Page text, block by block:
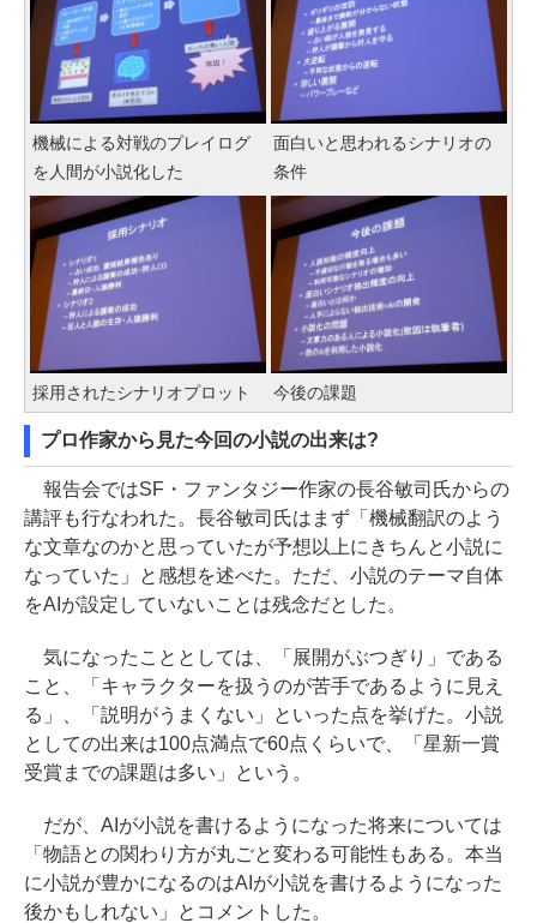
機械による対戦のプレイログ
を人間が小説化した
面白いと思われるシナリオの
条件
採用されたシナリオプロット 今後の課題
プロ作家から見た今回の小説の出来は?
報告会ではSF・ファンタジー作家の長谷敏司氏からの
講評も行なわれた。長谷敏司氏はまず「機械翻訳のよう
な文章なのかと思っていたが予想以上にきちんと小説に
なっていた」と感想を述べた。ただ、小説のテーマ自体
をAIが設定していないことは残念だとした。
気になったこととしては、「展開がぶつぎり」である
こと、「キャラクターを扱うのが苦手であるように見え
る」、「説明がうまくない」といった点を挙げた。小説
としての出来は100点満点で60点くらいで、「星新一賞
受賞までの課題は多い」という。
だが、AIが小説を書けるようになった将来については
「物語との関わり方が丸ごと変わる可能性もある。本当
に小説が豊かになるのはAIが小説を書けるようになった
後かもしれない」とコメントした。